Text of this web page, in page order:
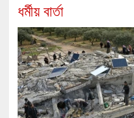
ধর্মীয় বার্তা